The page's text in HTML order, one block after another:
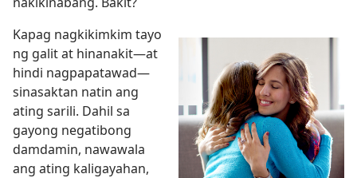
Kapag nagkikimkim tayo
ng galit at hinanakit—at
hindi nagpapatawad—
sinasaktan natin ang
ating sarili. Dahil sa
gayong negatibong
damdamin, nawawala
ang ating kaligayahan,